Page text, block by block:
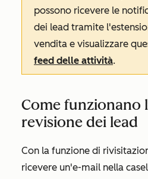
possono ricevere le
dei lead tramite
vendita e visualizzare
feed delle attività.
Come funzionano
revisione dei lead
Con la funzione di
ricevere un'e-mail nella